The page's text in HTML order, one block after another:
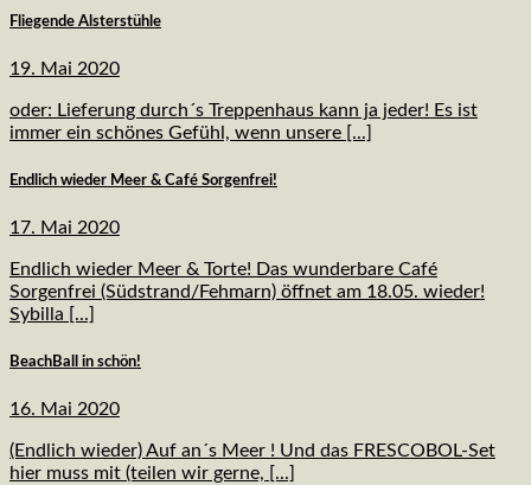
Fliegende Alsterstühle
19. Mai 2020
oder: Lieferung durch´s Treppenhaus kann ja jeder! Es ist
immer ein schönes Gefühl, wenn unsere [...]
Endlich wieder Meer & Café Sorgenfrei!
17. Mai 2020
Endlich wieder Meer & Torte! Das wunderbare Café
Sorgenfrei (Südstrand/Fehmarn) öffnet am 18.05. wieder!
Sybilla [...]
BeachBall in schön!
16. Mai 2020
(Endlich wieder) Auf an´s Meer ! Und das FRESCOBOL-Set
hier muss mit (teilen wir gerne, [...]